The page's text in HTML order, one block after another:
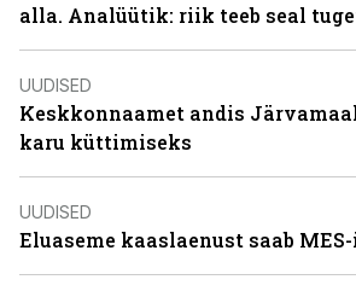
alla. Analüütik: riik teeb seal
UUDISED
Keskkonnaamet andis
karu küttimiseks
UUDISED
Eluaseme kaaslaenust saab